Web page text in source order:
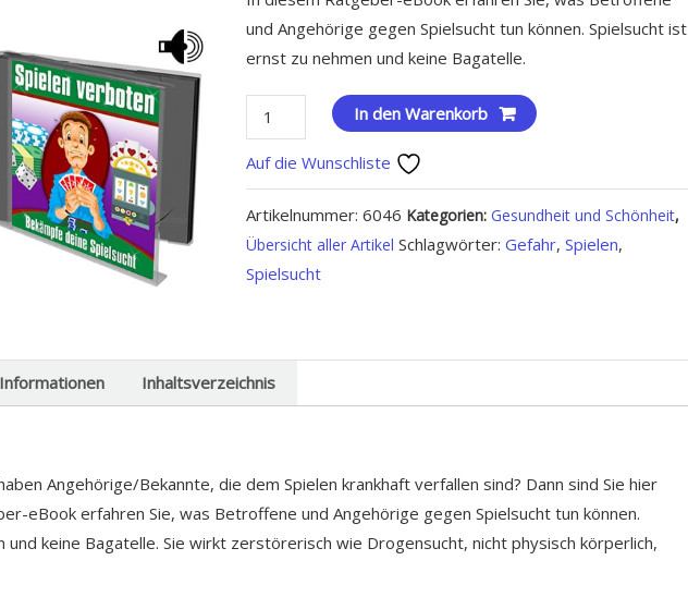
und Angehörige gegen Spielsucht tun können. Spielsucht ist
ernst zu nehmen und keine Bagatelle.
Spielen
verboten
Menge
In den Warenkorb
Auf die Wunschliste
Artikelnummer:6046 Kategorien:Gesundheit und Schönheit,
Übersicht aller Artikel Schlagwörter:Gefahr,Spielen,
Spielsucht
Inhaltsverzeichnis
Angehörige/Bekannte, die dem Spielen krankhaft verfallen sind? Dann sind Sie hier
eBook erfahren Sie, was Betroffene und Angehörige gegen Spielsucht tun können.
und keine Bagatelle. Sie wirkt zerstörerisch wie Drogensucht, nicht physisch körperlich,